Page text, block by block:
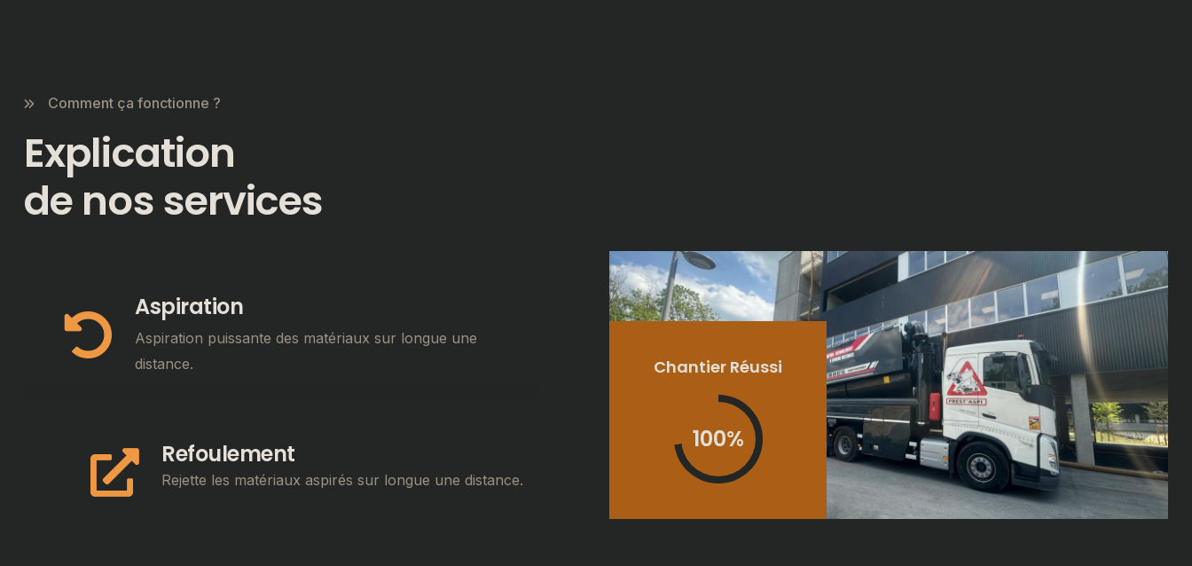
Comment ça fonctionne ?
Explication
de nos services
Aspiration
Aspiration puissante des matériaux sur longue une
distance.
Refoulement
Rejette les matériaux aspirés sur longue une distance.
Chantier Réussi
100